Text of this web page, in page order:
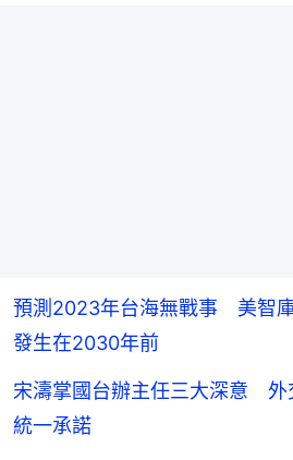
預測2023年台海無戰事 美智
發生在2030年前
宋濤掌國台辦主任三大深意 外
統一承諾